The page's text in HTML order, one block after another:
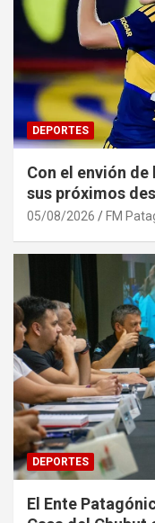
DEPORTES
Con el envión
sus próximos
05/08/2026 FM
DEPORTES
El Ente